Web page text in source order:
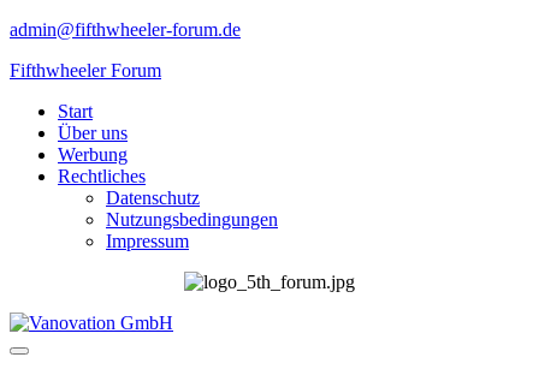
admin@fifthwheeler-forum.de
Fifthwheeler Forum
Start
Über uns
Werbung
Rechtliches
Datenschutz
Nutzungsbedingungen
Impressum